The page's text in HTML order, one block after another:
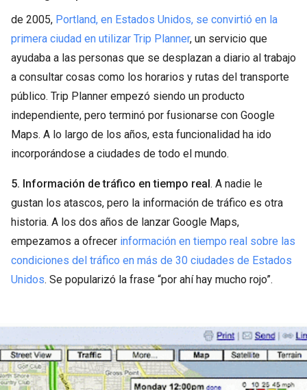
de 2005, Portland, en Estados Unidos, se convirtió en la
primera ciudad en utilizar Trip Planner, un servicio que
ayudaba a las personas que se desplazan a diario al trabajo
a consultar cosas como los horarios y rutas del transporte
público. Trip Planner empezó siendo un producto
independiente, pero terminó por fusionarse con Google
Maps. A lo largo de los años, esta funcionalidad ha ido
incorporándose a ciudades de todo el mundo.
5. Información de tráfico en tiempo real. A nadie le
gustan los atascos, pero la información de tráfico es otra
historia. A los dos años de lanzar Google Maps,
empezamos a ofrecer información en tiempo real sobre las
condiciones del tráfico en más de 30 ciudades de Estados
Unidos. Se popularizó la frase “por ahí hay mucho rojo”.